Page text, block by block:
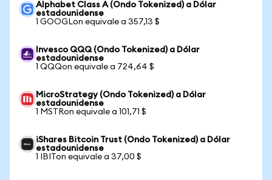
Alphabet Class A (Ondo Tokenized) a Dólar
estadounidense
1 GOOGLon equivale a 357,13 $
Invesco QQQ (Ondo Tokenized) a Dólar
estadounidense
1 QQQon equivale a 724,64 $
MicroStrategy (Ondo Tokenized) a Dólar
estadounidense
1 MSTRon equivale a 101,71 $
iShares Bitcoin Trust (Ondo Tokenized) a Dólar
estadounidense
1 IBITon equivale a 37,00 $